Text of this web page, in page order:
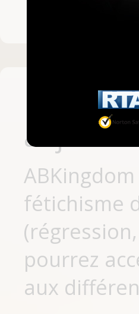
Pas
fétichisme
pourrez
aux